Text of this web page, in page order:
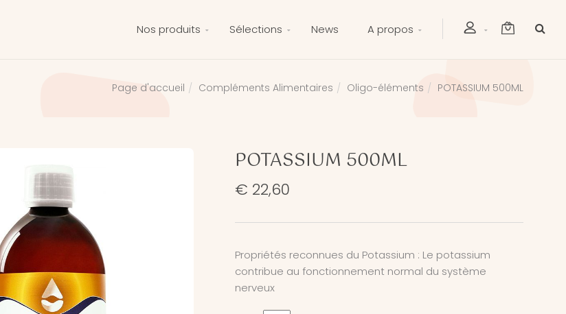
Nos produits Sélections News A propos
Page d'accueil Compléments Alimentaires Oligo-éléments POTASSIUM 500ML
POTASSIUM 500ML
€ 22,60
Propriétés reconnues du Potassium : Le potassium
contribue au fonctionnement normal du système
nerveux